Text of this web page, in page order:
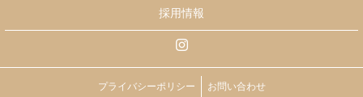
採用情報
プライバシーポリシー お問い合わせ